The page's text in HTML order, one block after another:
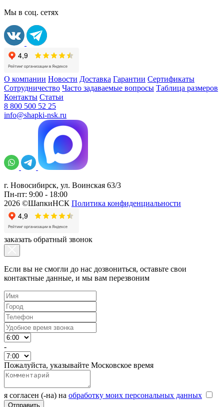
Мы в соц. сетях
О компании Новости Доставка Гарантии Сертификаты
Сотрудничество Часто задаваемые вопросы Таблица размеров
Контакты Статьи
8 800 500 52 25
info@shapki-nsk.ru
г. Новосибирск, ул. Воинская 63/3
Пн-пт: 9:00 - 18:00
2026 ©ШапкиНСК Политика конфиденциальности
заказать обратный звонок
Если вы не смогли до нас дозвониться, оставьте свои
контактные данные, и мы вам перезвоним
-
Пожалуйста, указывайте Московское время
я согласен (-на) на обработку моих персональных данных